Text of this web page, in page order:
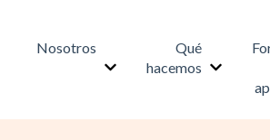
Nosotros
Mostrar submenú para
Qué
hacemos
Mostrar